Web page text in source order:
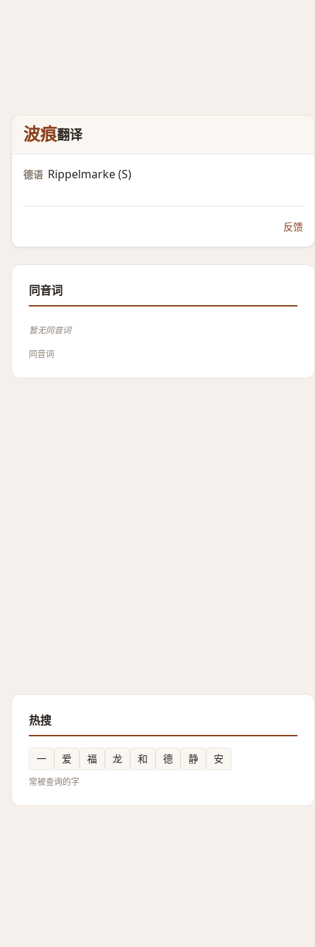
波痕翻译
德语 Rippelmarke (S)​
反馈
同音词
暂无同音词
同音词
热搜
一 爱 福 龙 和 德 静 安
常被查询的字